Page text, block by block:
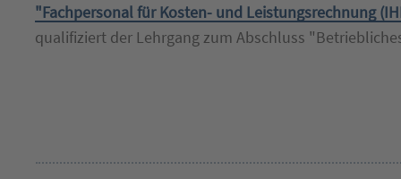
"Fachpersonal für Kosten- und Leistungsrechnung
qualifiziert der Lehrgang zum Abschluss